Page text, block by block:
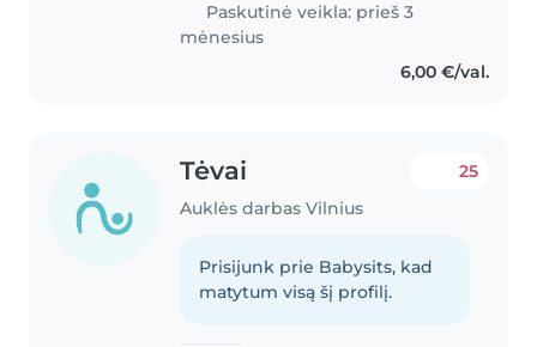
Paskutinė veikla: prieš 3
mėnesius
6,00 €/val.
Tėvai
Auklės darbas Vilnius
25
Prisijunk prie Babysits, kad
matytum visą šį profilį.